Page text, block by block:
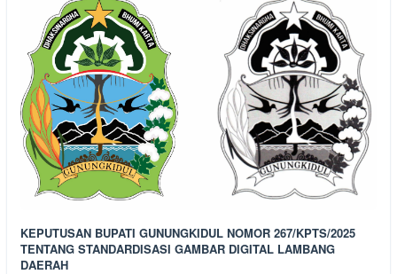
KEPUTUSAN BUPATI GUNUNGKIDUL NOMOR 267/KPTS/2025
TENTANG STANDARDISASI GAMBAR DIGITAL LAMBANG
DAERAH